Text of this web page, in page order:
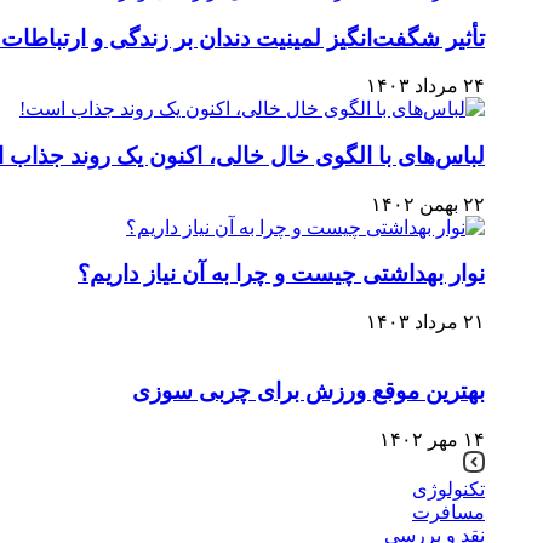
تأثیر شگفت‌انگیز لمینیت دندان بر زندگی و
۲۴ مرداد ۱۴۰۳
لباس‌های با الگوی خال خالی، اکنون یک روند
۲۲ بهمن ۱۴۰۲
نوار بهداشتی چیست و چرا به آن نیاز داریم؟
۲۱ مرداد ۱۴۰۳
بهترین موقع ورزش برای چربی سوزی
۱۴ مهر ۱۴۰۲
تکنولوژی
مسافرت
نقد و بررسی